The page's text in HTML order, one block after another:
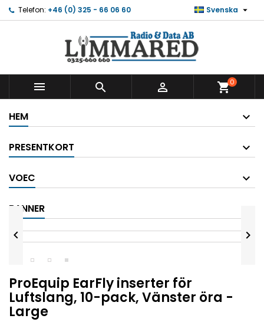
Telefon: +46 (0) 325 - 66 06 60 Svenska 
   shopping_cart0
HEM
PRESENTKORT
VOEC
BANNER
 
ProEquip EarFly inserter för
Luftslang, 10-pack, Vänster öra -
Large